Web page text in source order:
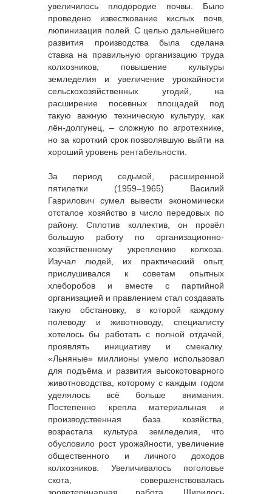
увеличилось плодородие почвы. Было
проведено известкование кислых почв,
люпинизация полей. С целью дальнейшего
развития производства была сделана
ставка на правильную организацию труда
колхозников, повышение культуры
земледелия и увеличение урожайности
сельскохозяйственных угодий, на
расширение посевных площадей под
такую важную техническую культуру, как
лён-долгунец, – сложную по агротехнике,
но за короткий срок позволявшую выйти на
хороший уровень рентабельности.
За период седьмой, расширенной
пятилетки (1959–1965) Василий
Гаврилович сумел вывести экономически
отсталое хозяйство в число передовых по
району. Сплотив коллектив, он провёл
большую работу по организационно-
хозяйственному укреплению колхоза.
Изучал людей, их практический опыт,
прислушивался к советам опытных
хлеборобов и вместе с партийной
организацией и правлением стал создавать
такую обстановку, в которой каждому
полеводу и животноводу, специалисту
хотелось бы работать с полной отдачей,
проявлять инициативу и смекалку.
«Льняные» миллионы умело использовал
для подъёма и развития высокотоварного
животноводства, которому с каждым годом
уделялось всё больше внимания.
Постепенно крепла материальная и
производственная база хозяйства,
возрастала культура земледелия, что
обусловило рост урожайности, увеличение
общественного и личного доходов
колхозников. Увеличивалось поголовье
скота, совершенствовалась